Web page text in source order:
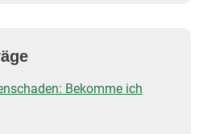
Bekomme ich